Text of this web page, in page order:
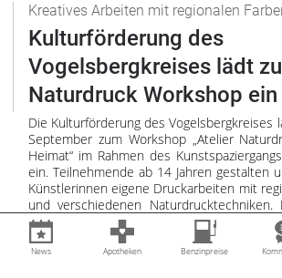
Kreatives Arbeiten mit regionalen
Kulturförderung des
Vogelsbergkreises lädt zu
Naturdruck Workshop ein
Die Kulturförderung des Vogelsbergkreises
September zum Workshop „Atelier
Heimat“ im Rahmen des
ein. Teilnehmende ab 14 Jahren gestalten
Künstlerinnen eigene Druckarbeiten mit
und verschiedenen Naturdrucktechniken.
Werke werden anschließend in
ausgestellt.
News Apotheken Benzinpreise